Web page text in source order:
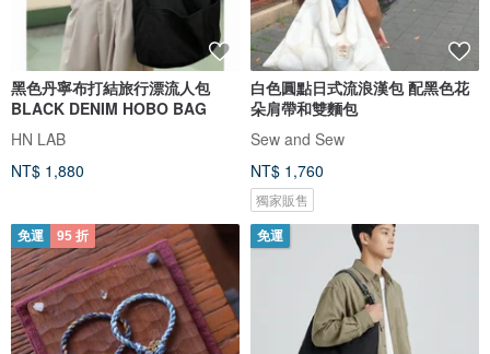
黑色丹寧布打結旅行漂流人包
BLACK DENIM HOBO BAG
HN LAB
NT$ 1,880
白色圓點日式流浪漢包 配黑色花
朵肩帶和雙麵包
Sew and Sew
NT$ 1,760
獨家販售
免運 95 折 免運